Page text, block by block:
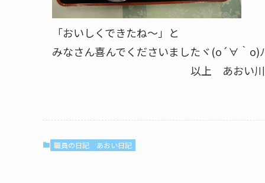
「おいしくできたね～」と
みなさん喜んでくださいましたヾ(o´∀｀o)ﾉ
以上 あおい川本で
職員の日記 あおい日記